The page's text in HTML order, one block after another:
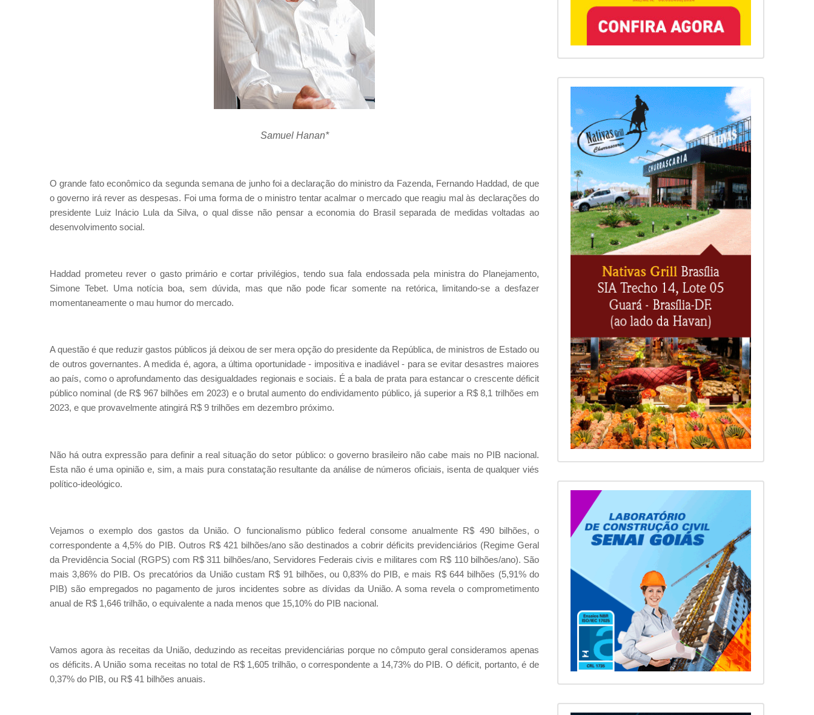
Samuel Hanan*
O grande fato econômico da segunda semana de junho foi a declaração do ministro da Fazenda, Fernando Haddad, de que
o governo irá rever as despesas. Foi uma forma de o ministro tentar acalmar o mercado que reagiu mal às declarações do
presidente Luiz Inácio Lula da Silva, o qual disse não pensar a economia do Brasil separada de medidas voltadas ao
desenvolvimento social.
Haddad prometeu rever o gasto primário e cortar privilégios, tendo sua fala endossada pela ministra do Planejamento,
Simone Tebet. Uma notícia boa, sem dúvida, mas que não pode ficar somente na retórica, limitando-se a desfazer
momentaneamente o mau humor do mercado.
A questão é que reduzir gastos públicos já deixou de ser mera opção do presidente da República, de ministros de Estado ou
de outros governantes. A medida é, agora, a última oportunidade - impositiva e inadiável - para se evitar desastres maiores
ao país, como o aprofundamento das desigualdades regionais e sociais. É a bala de prata para estancar o crescente déficit
público nominal (de R$ 967 bilhões em 2023) e o brutal aumento do endividamento público, já superior a R$ 8,1 trilhões em
2023, e que provavelmente atingirá R$ 9 trilhões em dezembro próximo.
Não há outra expressão para definir a real situação do setor público: o governo brasileiro não cabe mais no PIB nacional.
Esta não é uma opinião e, sim, a mais pura constatação resultante da análise de números oficiais, isenta de qualquer viés
político-ideológico.
Vejamos o exemplo dos gastos da União. O funcionalismo público federal consome anualmente R$ 490 bilhões, o
correspondente a 4,5% do PIB. Outros R$ 421 bilhões/ano são destinados a cobrir déficits previdenciários (Regime Geral
da Previdência Social (RGPS) com R$ 311 bilhões/ano, Servidores Federais civis e militares com R$ 110 bilhões/ano). São
mais 3,86% do PIB. Os precatórios da União custam R$ 91 bilhões, ou 0,83% do PIB, e mais R$ 644 bilhões (5,91% do
PIB) são empregados no pagamento de juros incidentes sobre as dívidas da União. A soma revela o comprometimento
anual de R$ 1,646 trilhão, o equivalente a nada menos que 15,10% do PIB nacional.
Vamos agora às receitas da União, deduzindo as receitas previdenciárias porque no cômputo geral consideramos apenas
os déficits. A União soma receitas no total de R$ 1,605 trilhão, o correspondente a 14,73% do PIB. O déficit, portanto, é de
0,37% do PIB, ou R$ 41 bilhões anuais.